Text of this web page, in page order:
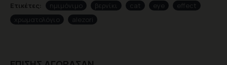
Ετικέτες: ημιμόνιμο βερνίκι cat eye
effect
χρωματολόγιο
alezori